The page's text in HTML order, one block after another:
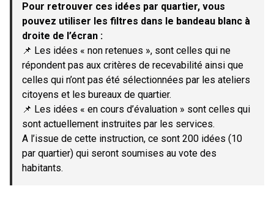
Pour retrouver ces idées par quartier, vous
pouvez utiliser les filtres dans le bandeau blanc à
droite de l’écran :
📌 Les idées « non retenues », sont celles qui ne
répondent pas aux critères de recevabilité ainsi que
celles qui n’ont pas été sélectionnées par les ateliers
citoyens et les bureaux de quartier.
📌 Les idées « en cours d’évaluation » sont celles qui
sont actuellement instruites par les services.
A l’issue de cette instruction, ce sont 200 idées (10
par quartier) qui seront soumises au vote des
habitants.